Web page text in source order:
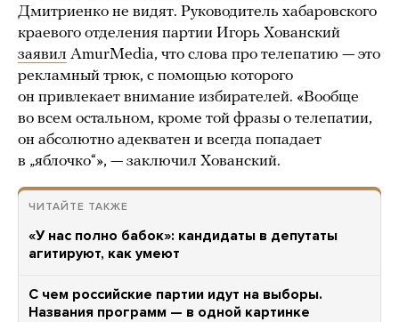
Дмитриенко не видят. Руководитель хабаровского
краевого отделения партии Игорь Хованский
заявил AmurMedia, что слова про телепатию — это
рекламный трюк, с помощью которого
он привлекает внимание избирателей. «Вообще
во всем остальном, кроме той фразы о телепатии,
он абсолютно адекватен и всегда попадает
в „яблочко“», — заключил Хованский.
ЧИТАЙТЕ ТАКЖЕ
«У нас полно бабок»: кандидаты в депутаты
агитируют, как умеют
С чем российские партии идут на выборы.
Названия программ — в одной картинке